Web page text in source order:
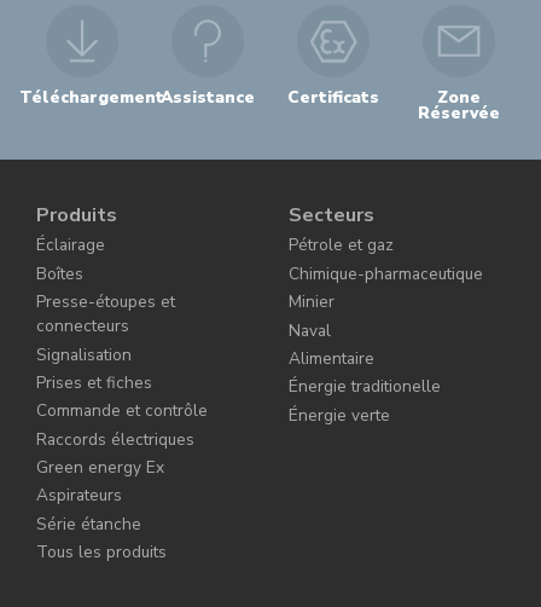
TéléchargementAssistance Certificats Zone
Réservée
Produits
Éclairage
Boîtes
Presse-étoupes et
connecteurs
Signalisation
Prises et fiches
Commande et contrôle
Raccords électriques
Green energy Ex
Aspirateurs
Série étanche
Tous les produits
Secteurs
Pétrole et gaz
Chimique-pharmaceutique
Minier
Naval
Alimentaire
Énergie traditionelle
Énergie verte